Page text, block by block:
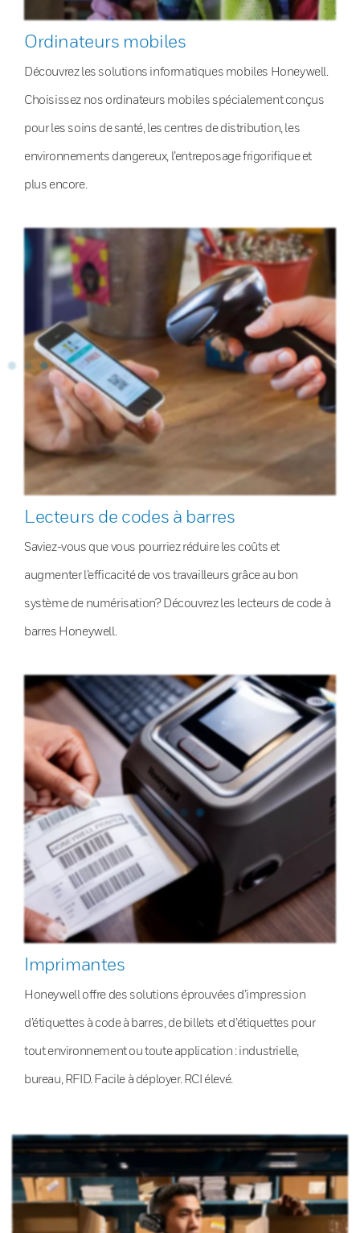
Ordinateurs mobiles
Découvrez les solutions informatiques mobiles Honeywell.
Choisissez nos ordinateurs mobiles spécialement conçus
pour les soins de santé, les centres de distribution, les
environnements dangereux, l’entreposage frigorifique et
plus encore.
Lecteurs de codes à barres
Saviez-vous que vous pourriez réduire les coûts et
augmenter l’efficacité de vos travailleurs grâce au bon
système de numérisation? Découvrez les lecteurs de code à
barres Honeywell.
Imprimantes
Honeywell offre des solutions éprouvées d’impression
d’étiquettes à code à barres, de billets et d’étiquettes pour
tout environnement ou toute application : industrielle,
bureau, RFID. Facile à déployer. RCI élevé.